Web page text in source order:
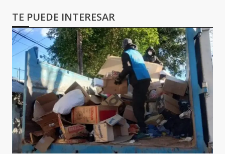
TE PUEDE INTERESAR